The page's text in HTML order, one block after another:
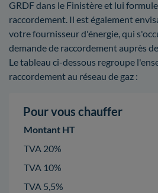
GRDF dans le Finistère et lui
raccordement. Il est également
votre fournisseur d'énergie, qui
demande de raccordement auprès
Le tableau ci-dessous regroupe
raccordement au réseau de gaz :
Pour vous chauffer
Montant HT
TVA 20%
TVA 10%
TVA 5,5%